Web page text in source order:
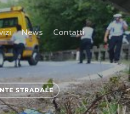
News Contatti
STRADALE